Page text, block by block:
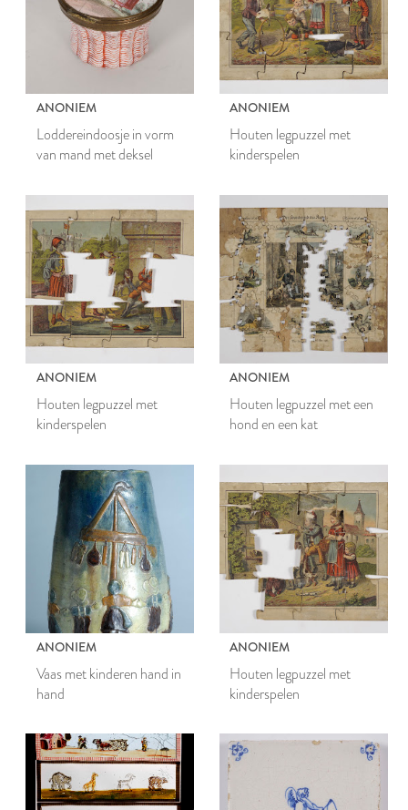
ANONIEM
Loddereindoosje in vorm
van mand met deksel
ANONIEM
Houten legpuzzel met
kinderspelen
ANONIEM
Houten legpuzzel met
kinderspelen
ANONIEM
Houten legpuzzel met een
hond en een kat
ANONIEM
Vaas met kinderen hand in
hand
ANONIEM
Houten legpuzzel met
kinderspelen